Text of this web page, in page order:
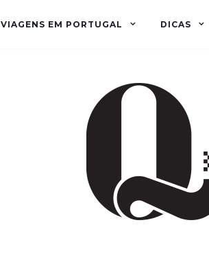
VIAGENS EM PORTUGAL DICAS